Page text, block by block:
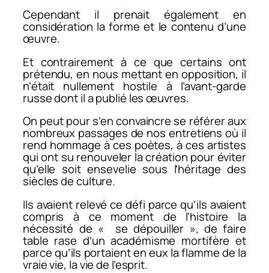
Cependant il prenait également en
considération la forme et le contenu d’une
œuvre.
Et contrairement à ce que certains ont
prétendu, en nous mettant en opposition, il
n’était nullement hostile à l’avant-garde
russe dont il a publié les œuvres.
On peut pour s’en convaincre se référer aux
nombreux passages de nos entretiens où il
rend hommage à ces poètes, à ces artistes
qui ont su renouveler la création pour éviter
qu’elle soit ensevelie sous l’héritage des
siècles de culture.
Ils avaient relevé ce défi parce qu’ils avaient
compris à ce moment de l’histoire la
nécessité de « se dépouiller », de faire
table rase d’un académisme mortifère et
parce qu’ils portaient en eux la flamme de la
vraie vie, la vie de l’esprit.